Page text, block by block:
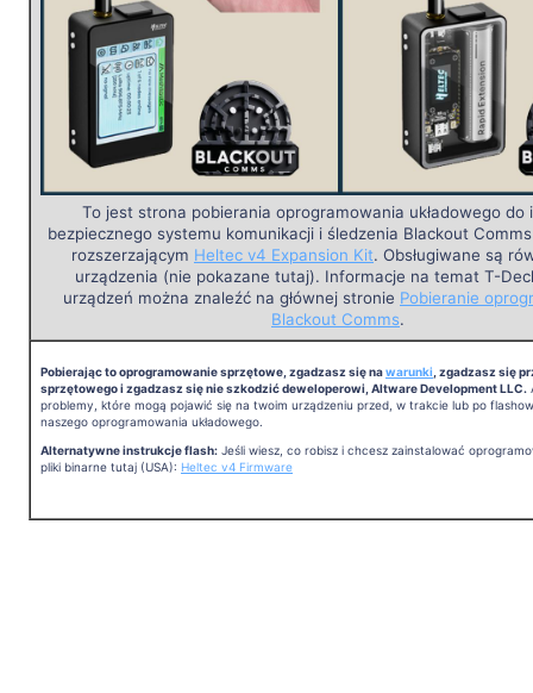
To jest strona pobierania oprogramowania układowego do
bezpiecznego systemu komunikacji i śledzenia Blackout
rozszerzającym Heltec v4 Expansion Kit. Obsługiwane są
urządzenia (nie pokazane tutaj). Informacje na temat T-
urządzeń można znaleźć na głównej stronie Pobieranie
Blackout Comms.
Pobierając to oprogramowanie sprzętowe, zgadzasz się nawarunki , zgadzasz się
sprzętowego i zgadzasz się nie szkodzić deweloperowi, Altware Development LLC.
problemy, które mogą pojawić się na twoim urządzeniu przed, w trakcie lub po
naszego oprogramowania układowego.
Alternatywne instrukcje flash: Jeśli wiesz, co robisz i chcesz zainstalować
pliki binarne tutaj (USA): Heltec v4 Firmware